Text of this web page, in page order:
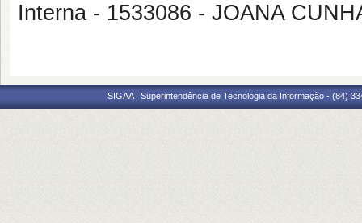
Interna - 1533086 - JOANA
SIGAA | Superintendência de Tecnologia da Informação - (84)